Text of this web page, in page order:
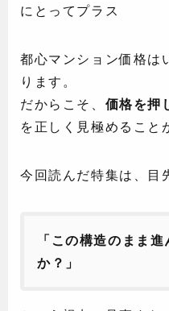
にとってプラス
都心マンション価格は
ります。
だからこそ、 価格を押
を正しく見極めること
今回読んだ特集は、目
「この構造のまま
か？」